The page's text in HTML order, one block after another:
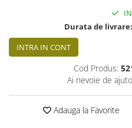
Durata de livrare:
INTRA IN CONT
Cod Produs:
Ai nevoie de
Adauga la Favorite